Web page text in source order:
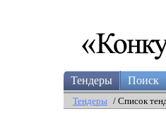
Тендеры Поиск
Тендеры / Список